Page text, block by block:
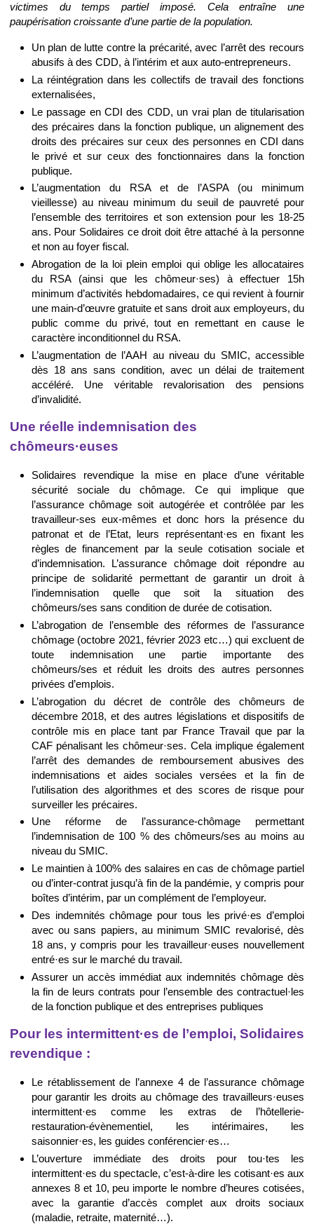
victimes du temps partiel imposé. Cela entraîne une
paupérisation croissante d’une partie de la population.
Un plan de lutte contre la précarité, avec l’arrêt des recours
abusifs à des CDD, à l’intérim et aux auto-entrepreneurs.
La réintégration dans les collectifs de travail des fonctions
externalisées,
Le passage en CDI des CDD, un vrai plan de titularisation
des précaires dans la fonction publique, un alignement des
droits des précaires sur ceux des personnes en CDI dans
le privé et sur ceux des fonctionnaires dans la fonction
publique.
L’augmentation du RSA et de l’ASPA (ou minimum
vieillesse) au niveau minimum du seuil de pauvreté pour
l’ensemble des territoires et son extension pour les 18-25
ans. Pour Solidaires ce droit doit être attaché à la personne
et non au foyer fiscal.
Abrogation de la loi plein emploi qui oblige les allocataires
du RSA (ainsi que les chômeur·ses) à effectuer 15h
minimum d’activités hebdomadaires, ce qui revient à fournir
une main-d’œuvre gratuite et sans droit aux employeurs, du
public comme du privé, tout en remettant en cause le
caractère inconditionnel du RSA.
L’augmentation de l’AAH au niveau du SMIC, accessible
dès 18 ans sans condition, avec un délai de traitement
accéléré. Une véritable revalorisation des pensions
d’invalidité.
Une réelle indemnisation des
chômeurs·euses
Solidaires revendique la mise en place d’une véritable
sécurité sociale du chômage. Ce qui implique que
l’assurance chômage soit autogérée et contrôlée par les
travailleur-ses eux-mêmes et donc hors la présence du
patronat et de l’Etat, leurs représentant·es en fixant les
règles de financement par la seule cotisation sociale et
d’indemnisation. L’assurance chômage doit répondre au
principe de solidarité permettant de garantir un droit à
l’indemnisation quelle que soit la situation des
chômeurs/ses sans condition de durée de cotisation.
L’abrogation de l’ensemble des réformes de l’assurance
chômage (octobre 2021, février 2023 etc…) qui excluent de
toute indemnisation une partie importante des
chômeurs/ses et réduit les droits des autres personnes
privées d’emplois.
L’abrogation du décret de contrôle des chômeurs de
décembre 2018, et des autres législations et dispositifs de
contrôle mis en place tant par France Travail que par la
CAF pénalisant les chômeur·ses. Cela implique également
l’arrêt des demandes de remboursement abusives des
indemnisations et aides sociales versées et la fin de
l’utilisation des algorithmes et des scores de risque pour
surveiller les précaires.
Une réforme de l’assurance-chômage permettant
l’indemnisation de 100 % des chômeurs/ses au moins au
niveau du SMIC.
Le maintien à 100% des salaires en cas de chômage partiel
ou d’inter-contrat jusqu’à fin de la pandémie, y compris pour
boîtes d’intérim, par un complément de l’employeur.
Des indemnités chômage pour tous les privé·es d’emploi
avec ou sans papiers, au minimum SMIC revalorisé, dès
18 ans, y compris pour les travailleur·euses nouvellement
entré·es sur le marché du travail.
Assurer un accès immédiat aux indemnités chômage dès
la fin de leurs contrats pour l’ensemble des contractuel·les
de la fonction publique et des entreprises publiques
Pour les intermittent·es de l’emploi, Solidaires
revendique :
Le rétablissement de l’annexe 4 de l’assurance chômage
pour garantir les droits au chômage des travailleurs·euses
intermittent·es comme les extras de l’hôtellerie-
restauration-évènementiel, les intérimaires, les
saisonnier·es, les guides conférencier·es…
L’ouverture immédiate des droits pour tou·tes les
intermittent·es du spectacle, c’est-à-dire les cotisant·es aux
annexes 8 et 10, peu importe le nombre d’heures cotisées,
avec la garantie d’accès complet aux droits sociaux
(maladie, retraite, maternité…).